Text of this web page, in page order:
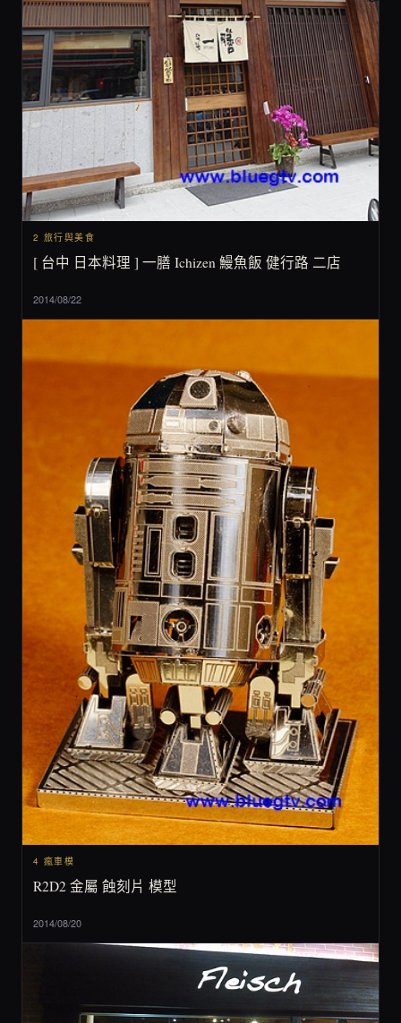
2 旅行與美食
[ 台中 日本料理 ] 一膳 Ichizen 鰻魚飯 健行路 二店
2014/08/22
4 瘋車模
R2D2 金屬 蝕刻片 模型
2014/08/20